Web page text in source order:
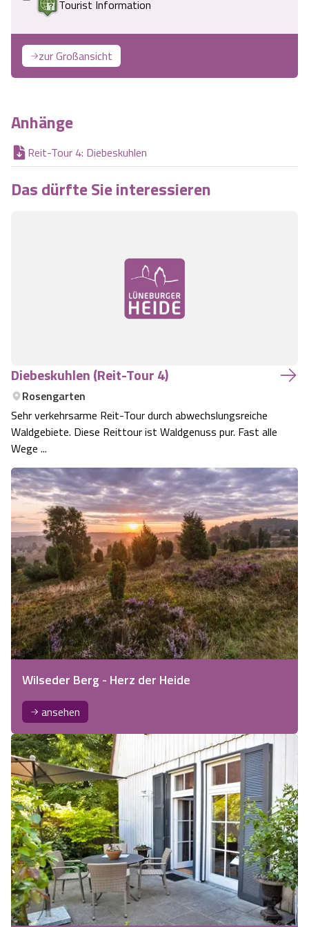
Landschaftsführungen
Adventure District Bispingen
Anhänge
Reit-Tour 4: Diebeskuhlen
Das dürfte Sie interessieren
Diebeskuhlen (Reit-Tour 4)
Rosengarten
Sehr verkehrsarme Reit-Tour durch abwechslungsreiche
Waldgebiete. Diese Reittour ist Waldgenuss pur. Fast alle
Wege ...
Tourist Information
zur Großansicht
Wilseder Berg - Herz der Heide
ansehen